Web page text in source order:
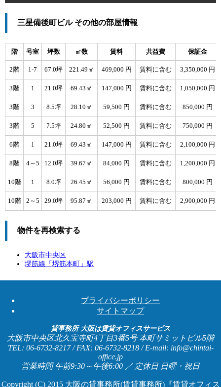
三星備後町ビル その他の部屋情報
階 号室 坪数 ㎡数 賃料 共益費 保証金
2階 1-7 67.0坪 221.49㎡ 469,000 円 賃料に含む 3,350,000 円
3階 1 21.0坪 69.43㎡ 147,000 円 賃料に含む 1,050,000 円
3階 3 8.5坪 28.10㎡ 59,500 円 賃料に含む 850,000 円
3階 5 7.5坪 24.80㎡ 52,500 円 賃料に含む 750,000 円
6階 1 21.0坪 69.43㎡ 147,000 円 賃料に含む 2,100,000 円
8階 4～5 12.0坪 39.67㎡ 84,000 円 賃料に含む 1,200,000 円
10階 1 8.0坪 26.45㎡ 56,000 円 賃料に含む 800,000 円
10階 2～5 29.0坪 95.87㎡ 203,000 円 賃料に含む 2,900,000 円
物件を再検索する
大阪市中央区
堺筋線「堺筋本町 」駅
プライバシーポリシー
サイトマップ
貸事務所 大阪は賃貸オフィスサービス
大阪市中央区北久宝寺町4丁目3番5号 本町サミットビル5階
TEL: 06-6732-8217 / FAX: 06-6732-8218 / E-mail: info@chintai-
office.jp
営業時間 午前9:30～午後6:00 ／ 定休日 日曜・祝日
Copyright (C) 2015 大阪の貸事務所(賃貸事務所)『賃貸オフィス